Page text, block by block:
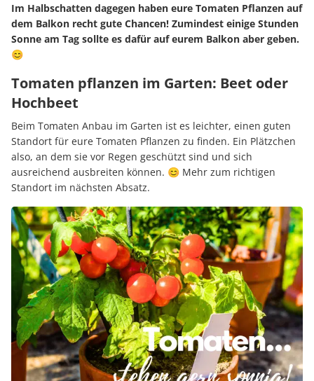
Im Halbschatten dagegen haben eure Tomaten Pflanzen auf
dem Balkon recht gute Chancen! Zumindest einige Stunden
Sonne am Tag sollte es dafür auf eurem Balkon aber geben.
😊
Tomaten pflanzen im Garten: Beet oder
Hochbeet
Beim Tomaten Anbau im Garten ist es leichter, einen guten
Standort für eure Tomaten Pflanzen zu finden. Ein Plätzchen
also, an dem sie vor Regen geschützt sind und sich
ausreichend ausbreiten können. 😊 Mehr zum richtigen
Standort im nächsten Absatz.